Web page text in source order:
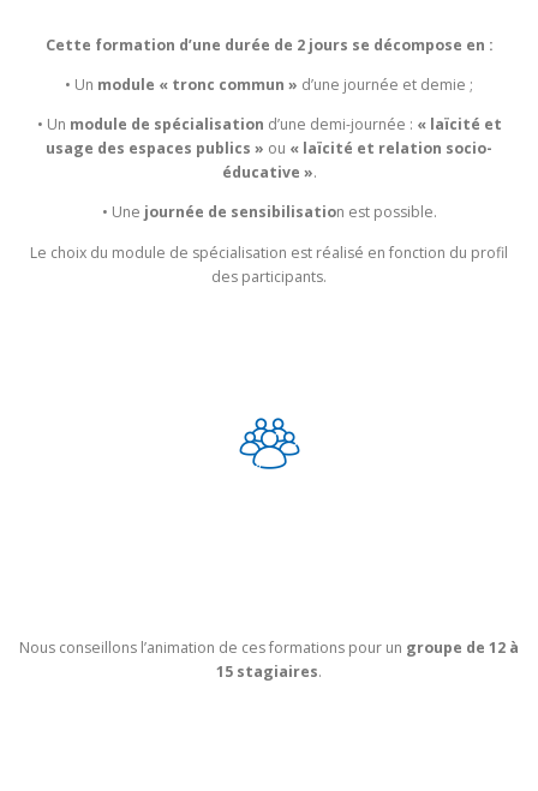
Cette formation d’une durée de 2 jours se décompose en :
• Un module « tronc commun » d’une journée et demie ;
• Un module de spécialisation d’une demi-journée : « laïcité et
usage des espaces publics » ou « laïcité et relation socio-
éducative ».
• Une journée de sensibilisation est possible.
Le choix du module de spécialisation est réalisé en fonction du profil
des participants.
Nous conseillons l’animation de ces formations pour un groupe de 12 à
15 stagiaires.